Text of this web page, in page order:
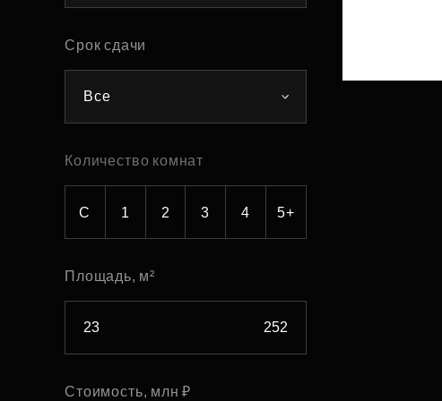
Срок сдачи
Все
Количество комнат
С 1 2 3 4 5+
Площадь, м²
Стоимость, млн ₽